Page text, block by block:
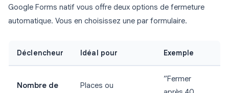
Google Forms natif vous offre deux options de fermeture
automatique. Vous en choisissez une par formulaire.
Déclencheur Idéal pour Exemple
Nombre de
Places ou
”Fermer